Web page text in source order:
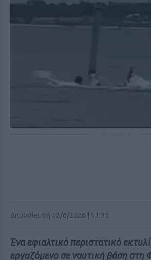
Δημοσίευση 12/6/2026 | 11:35
Ένα εφιαλτικό περιστατικό
εργαζόμενο σε ναυτική βάση στη